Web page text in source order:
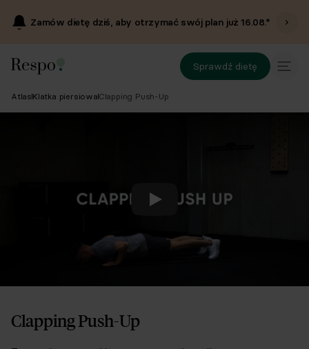
Zamów dietę dziś, aby otrzymać swój plan już16.08.*
Sprawdź dietę
Atlas Klatka piersiowaClapping Push-Up
Odtwórz
Clapping Push-Up